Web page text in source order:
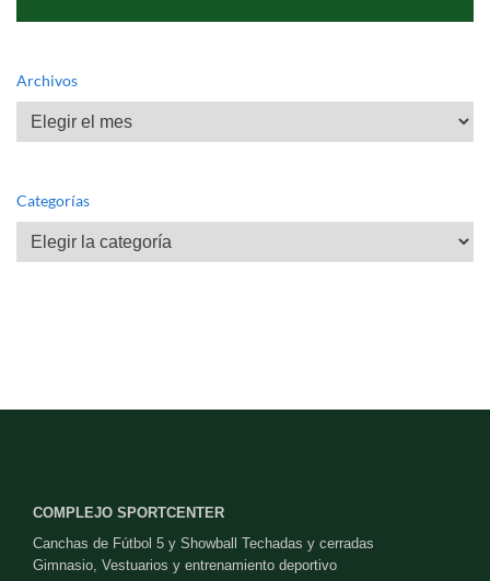
Archivos
Archivos
Categorías
Categorías
COMPLEJO SPORTCENTER
Canchas de Fútbol 5 y Showball Techadas y cerradas
Gimnasio, Vestuarios y entrenamiento deportivo